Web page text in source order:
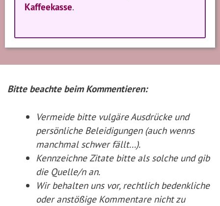
Kaffeekasse.
Bitte beachte beim Kommentieren:
Vermeide bitte vulgäre Ausdrücke und
persönliche Beleidigungen (auch wenns
manchmal schwer fällt...).
Kennzeichne Zitate bitte als solche und gib
die Quelle/n an.
Wir behalten uns vor, rechtlich bedenkliche
oder anstößige Kommentare nicht zu